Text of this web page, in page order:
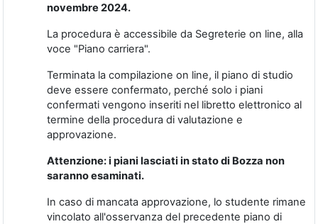
novembre 2024.
La procedura è accessibile da Segreterie on line, alla
voce "Piano carriera".
Terminata la compilazione on line, il piano di studio
deve essere confermato, perché solo i piani
confermati vengono inseriti nel libretto elettronico al
termine della procedura di valutazione e
approvazione.
Attenzione: i piani lasciati in stato di Bozza non
saranno esaminati.
In caso di mancata approvazione, lo studente rimane
vincolato all'osservanza del precedente piano di